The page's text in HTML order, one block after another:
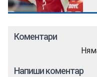
Коментари
Напиши коментар